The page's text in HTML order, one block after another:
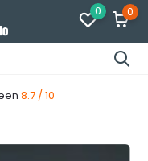
0 0
8.7 / 10